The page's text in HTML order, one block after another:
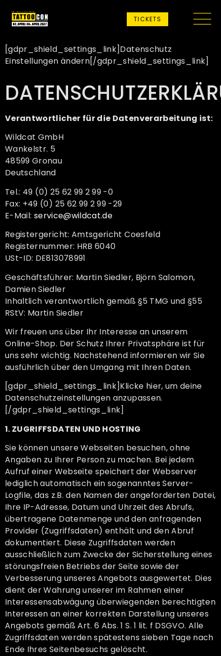
TICKETS
[gdpr_shield_settings_link]Datenschutz
Einstellungen ändern[/gdpr_shield_settings_link]
Verantwortlicher für die Datenverarbeitung ist:
Wildcat GmbH
Wankelstr. 5
48599 Gronau
Deutschland
Tel.: 49 (0) 25 62 99 2 99 -0
Fax: +49 (0) 25 62 99 2 99 -29
E-Mail: service@wildcat.de
Registergericht: Amtsgericht Coesfeld
Registernummer: HRB 6040
USt-ID: DE813078991
Geschäftsführer: Martin Siedler, Björn Salomon,
Damien Siedler
Inhaltlich verantwortlich gemäß §5 TMG und §55
RStV: Martin Siedler
Wir freuen uns über Ihr Interesse an unserem
Online-Shop. Der Schutz Ihrer Privatsphäre ist für
uns sehr wichtig. Nachstehend informieren wir Sie
ausführlich über den Umgang mit Ihren Daten.
[gdpr_shield_settings_link]Klicke hier, um deine
Datenschutzeinstellungen anzupassen.
[/gdpr_shield_settings_link]
1. ZUGRIFFSDATEN UND HOSTING
Sie können unsere Webseiten besuchen, ohne
Angaben zu Ihrer Person zu machen. Bei jedem
Aufruf einer Webseite speichert der Webserver
lediglich automatisch ein sogenanntes Server-
Logfile, das z.B. den Namen der angeforderten Datei,
Ihre IP-Adresse, Datum und Uhrzeit des Abrufs,
übertragene Datenmenge und den anfragenden
Provider (Zugriffsdaten) enthält und den Abruf
dokumentiert. Diese Zugriffsdaten werden
ausschließlich zum Zwecke der Sicherstellung eines
störungsfreien Betriebs der Seite sowie der
Verbesserung unseres Angebots ausgewertet. Dies
dient der Wahrung unserer im Rahmen einer
Interessensabwägung überwiegenden berechtigten
Interessen an einer korrekten Darstellung unseres
Angebots gemäß Art. 6 Abs. 1 S. 1 lit. f DSGVO. Alle
Zugriffsdaten werden spätestens sieben Tage nach
Ende Ihres Seitenbesuchs gelöscht.